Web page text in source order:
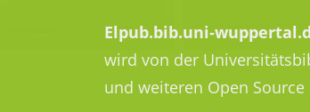
Elpub.bib.uni-
wird von der
und weiteren Open